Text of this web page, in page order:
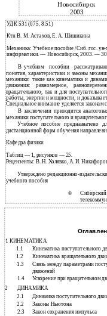
Новосибирск
2003
УДК 531 (075. 8:51)
Ктн В. М. Астахов, Е. А. Шишикина
Механика: Учебное пособие /Сиб. гос. ун-
информатики. — Новосибирск, 2003. — 30
В учебном пособии
понятия, характеристики и законы
механики: такие как кинематика и
движения: равномерное,
вращательного, так и для
работы, энергии и мощности, и
Специальное внимание уделяется законам
В заключении приводится
механики поступательного и
Учебное пособие предназначено
дистанционной форм обучения
Кафедра физики
Таблиц — 1, рисунков —25.
Рецензенты: В. Н. Холявко, А. И.
Утверждено редакционно-
учебного пособия
©
Сибирский
1 КИНЕМАТИКА
1.1 Кинематика поступательного
1.2
Кинематика вращательного
1.3
Связь между параметрами
движений
1.4 Ускорение при вращательном
2
ДИНАМИКА
2.1
Динамика поступательного
2.2
Законы Ньютона
2.3
Закон сохранения импульса